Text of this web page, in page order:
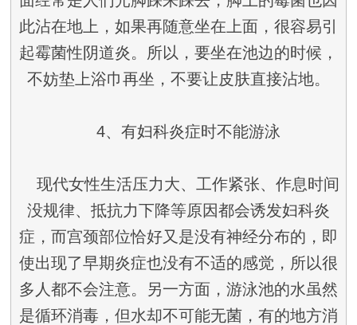
此沾在地上，如果再随意坐在上面，很容易引
起霉菌性阴道炎。所以，要坐在池边的时候，
不妨垫上浴巾再坐，不要让皮肤直接沾地。
4、有妇科炎症时不能游泳
现代女性生活压力大、工作紧张、作息时间
没规律、抵抗力下降等原因都会诱发妇科炎
症，而宫颈部位恰好又是没有神经分布的，即
使出现了早期炎症也没有不适的感觉，所以很
多人都不会注意。另一方面，游泳池的水虽然
是循环消毒，但水却不可能无菌，有的地方消